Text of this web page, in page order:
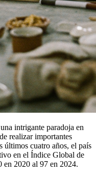
intrigante paradoja en
realizar importantes
últimos cuatro años, el país
en el Índice Global de
2020 al 97 en 2024.